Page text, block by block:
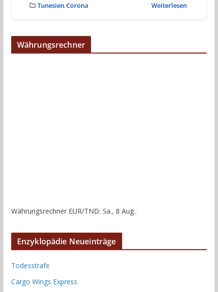
Tunesien, Corona Weiterlesen
Währungsrechner
Währungsrechner EUR/TND: Sa., 8 Aug..
Enzyklopädie Neueinträge
Todesstrafe
Cargo Wings Express